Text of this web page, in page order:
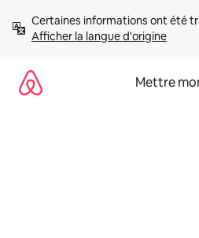
directement
Afficher la langue d'origine
Mettre